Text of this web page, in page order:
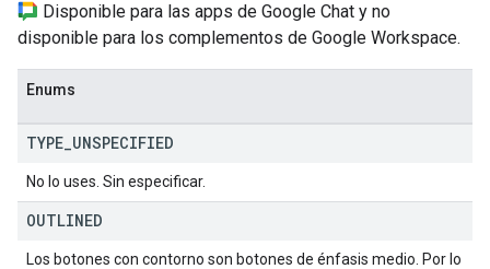
Disponible para las apps de Google Chat y no
disponible para los complementos de Google Workspace.
Enums
TYPE UNSPECIFIED
No lo uses. Sin especificar.
OUTLINED
Los botones con contorno son botones de énfasis medio. Por lo